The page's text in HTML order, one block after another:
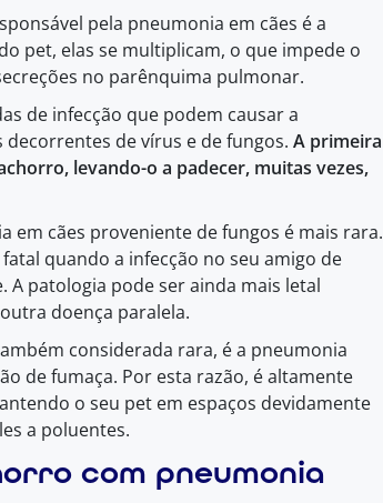
pela pneumonia em cães é a
pet, elas se multiplicam, o que impede o
no parênquima pulmonar.
de infecção que podem causar a
de vírus e de fungos. A primeira
levando-o a padecer, muitas vezes,
em cães proveniente de fungos é mais rara.
quando a infecção no seu amigo de
patologia pode ser ainda mais letal
doença paralela.
considerada rara, é a pneumonia
de fumaça. Por esta razão, é altamente
o seu pet em espaços devidamente
a poluentes.
com pneumonia